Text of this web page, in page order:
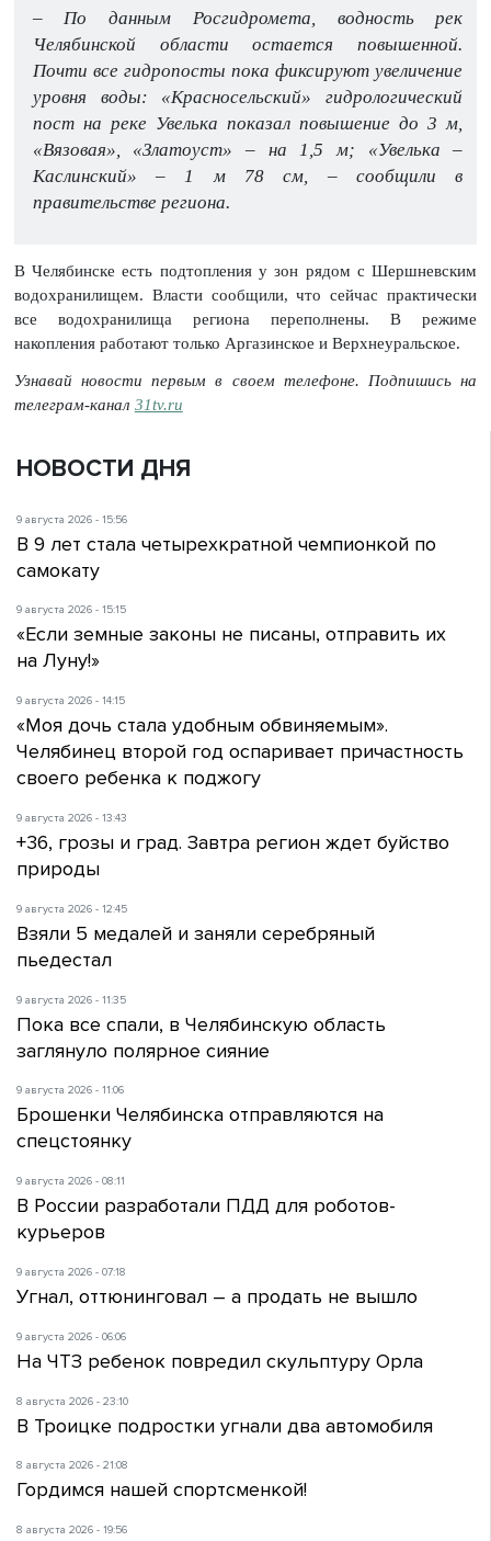
– По данным Росгидромета, водность рек
Челябинской области остается повышенной.
Почти все гидропосты пока фиксируют увеличение
уровня воды: «Красносельский» гидрологический
пост на реке Увелька показал повышение до 3 м,
«Вязовая», «Златоуст» – на 1,5 м; «Увелька –
Каслинский» – 1 м 78 см, – сообщили в
правительстве региона.
В Челябинске есть подтопления у зон рядом с Шершневским
водохранилищем. Власти сообщили, что сейчас практически
все водохранилища региона переполнены. В режиме
накопления работают только Аргазинское и Верхнеуральское.
Узнавай новости первым в своем телефоне. Подпишись на
телеграм-канал 31tv.ru
НОВОСТИ ДНЯ
9 августа 2026 - 15:56
В 9 лет стала четырехкратной чемпионкой по
самокату
9 августа 2026 - 15:15
«Если земные законы не писаны, отправить их
на Луну!»
9 августа 2026 - 14:15
«Моя дочь стала удобным обвиняемым».
Челябинец второй год оспаривает причастность
своего ребенка к поджогу
9 августа 2026 - 13:43
+36, грозы и град. Завтра регион ждет буйство
природы
9 августа 2026 - 12:45
Взяли 5 медалей и заняли серебряный
пьедестал
9 августа 2026 - 11:35
Пока все спали, в Челябинскую область
заглянуло полярное сияние
9 августа 2026 - 11:06
Брошенки Челябинска отправляются на
спецстоянку
9 августа 2026 - 08:11
В России разработали ПДД для роботов-
курьеров
9 августа 2026 - 07:18
Угнал, оттюнинговал – а продать не вышло
9 августа 2026 - 06:06
На ЧТЗ ребенок повредил скульптуру Орла
8 августа 2026 - 23:10
В Троицке подростки угнали два автомобиля
8 августа 2026 - 21:08
Гордимся нашей спортсменкой!
8 августа 2026 - 19:56